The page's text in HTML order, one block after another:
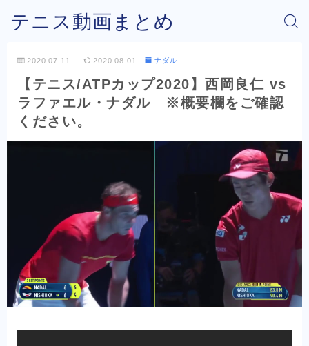
テニス動画まとめ
2020.07.11 2020.08.01 ナダル
【テニス/ATPカップ2020】西岡良仁 vs
ラファエル・ナダル ※概要欄をご確認
ください。